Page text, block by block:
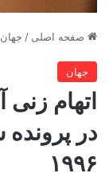
صفحه اصلی / جهان
جهان
اتهام زنی
در
۱۹۹۶